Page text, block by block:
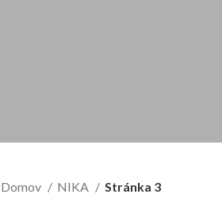
Domov NIKA Stránka 3